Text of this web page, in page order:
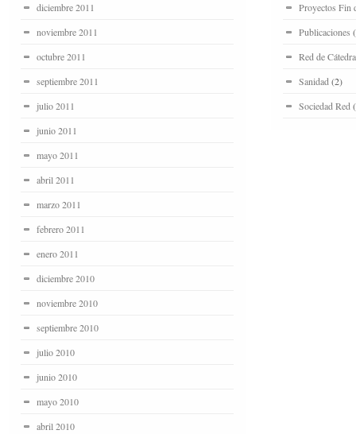
diciembre 2011
noviembre 2011
octubre 2011
septiembre 2011
julio 2011
junio 2011
mayo 2011
abril 2011
marzo 2011
febrero 2011
enero 2011
diciembre 2010
noviembre 2010
septiembre 2010
julio 2010
junio 2010
mayo 2010
abril 2010
Proyectos Fin
Publicaciones
Red de
Sanidad (2)
Sociedad Red